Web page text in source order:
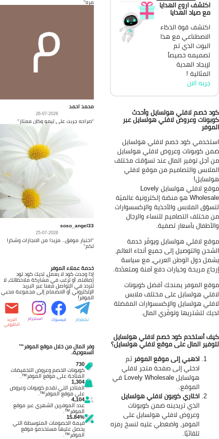
اكتشف اروع الهدايا
مع صياد الهدايا
اكتشف قوة الذكاء
الاصطناعي مع هذا
البوت الذي تم
تصميمه خصيصاً
لإيجاد الهدية
المثالية !
جربه الان
خصم لافلي هولسايل وأحدث
وعروض لافلي هولسايل عبر
كود خصم لافلي هولسايل
كوبونات وعروض لافلي هولسايل
أجل توفير المال عند تسوّقك مختلف
والتصاميم من موقع لافلي
موقع لافلي هولسايل Lovely
Wholesale هو منصّة إلكترونية عالميّة
الملابس والأحذية والإكسسوارات
مختلف التصاميم للنساء والرجال
بأسعار تصفية.
لافلي هولسايل ويوفّر خدمة
والتوصيل إلى جميع أنحاء العالم،
دول الوطن العربي، مع سياسة
مريحة وخيارات دفع آمنة ومتعدّدة.
الموفر يمنحك أفضل كوبونات
هولسايل على مختلف ملابس
هولسايل والإكسسوارات المفضلة
لتشتريها وتوفّري المال.
أستخدم كود خصم لافلي هولسايل
المال على موقع لافلي هولسايل؟
اذهبي إلى موقع الموفرثم
ادخلي إلى صفحة متجر لافلي
هولسايل Lovely Wholesale في
الموقع.
اختاري كوبون لافلي هولسايل
الذي تريدينه ضمن كوبونات
وعروض لافلي هولسايل على
الموفر، واضغطي عليه لنسخ رمزه
تلقائيًا.
مره"
محمد احمد
26-07-2026
"صراحه جربت على تيمو وكان ممتاز"
soso_angel33
25-07-2026
"اختيار موفق.. مزيدا من الانجازات وشكرا
لكم"
خدمة عملاء الموفر
إذا وجدت كود لا يعمل، لديك كود تود
إضافته، أو ترغب في مشاركة ملاحظاتك، لا
تتردد في التواصل معنا عبر البريد
الإلكتروني أو الانضمام إلى مجموعة محبي
الموفر!
تيليغرام فيسبوك انستجرام البريد
الكتروني
وفر المال من خلال موقع الموفر™
السعودية.
730
كوبونات الخصم وعروض التخفيضات
المتاحة على موقع الموفر™.
1,304
المتاجر التي تقدم كوبونات وعروض
على موقع الموفر™.
4,104
عدد الموفرين الشهري عبر موقع
الموفر™.
15.84%
قيمة الخصومات المتوسطة التي
يحصل عليها مستخدمو موقع
الموفر™.